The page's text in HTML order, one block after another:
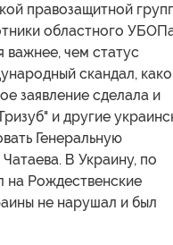
правозащитной
областного
важнее, чем статус
скандал,
заявление сделала и
и другие
Генеральную
В Украину, по
на Рождественские
не нарушал и был